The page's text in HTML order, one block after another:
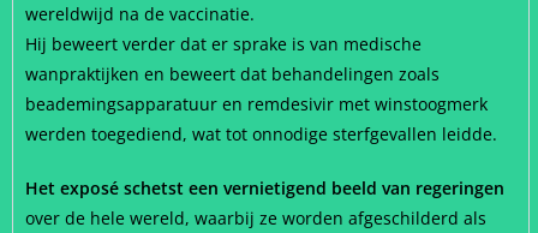
wereldwijd na de vaccinatie.
Hij beweert verder dat er sprake is van medische
wanpraktijken en beweert dat behandelingen zoals
beademingsapparatuur en remdesivir met winstoogmerk
werden toegediend, wat tot onnodige sterfgevallen leidde.
Het exposé schetst een vernietigend beeld van regeringen
over de hele wereld, waarbij ze worden afgeschilderd als